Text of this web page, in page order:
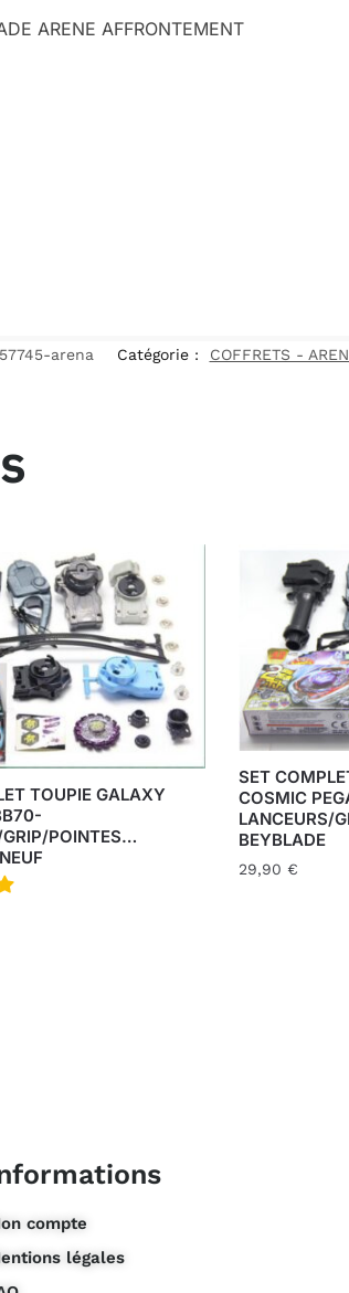
ARENE AFFRONTEMENT
arena Catégorie : COFFRETS -
TOUPIE GALAXY
GRIP/POINTES…
SET
COSMIC
LANCEURS/
BEYBLADE
29,90 €
compte
légales